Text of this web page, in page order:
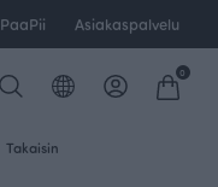
PaaPii Asiakaspalvelu
0
Takaisin